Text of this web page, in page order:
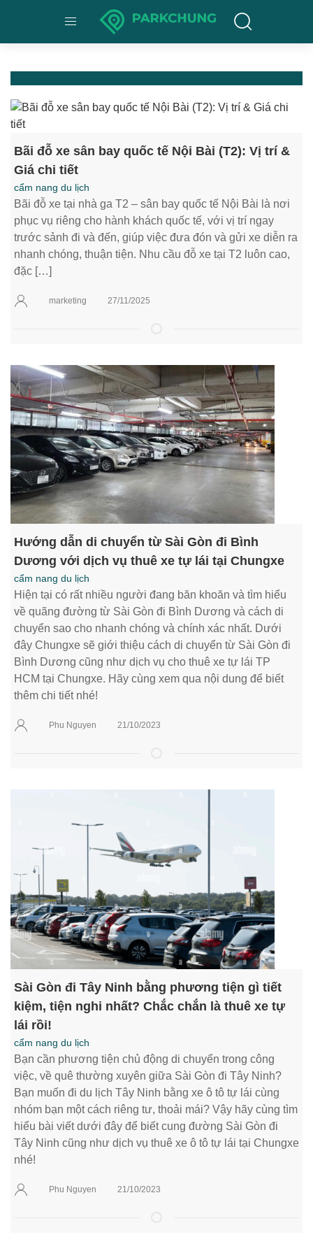
Bãi đỗ xe sân bay quốc tế Nội Bài (T2): Vị trí &
Giá chi tiết
cẩm nang du lịch
Bãi đỗ xe tại nhà ga T2 – sân bay quốc tế Nội Bài là nơi
phục vụ riêng cho hành khách quốc tế, với vị trí ngay
trước sảnh đi và đến, giúp việc đưa đón và gửi xe diễn ra
nhanh chóng, thuận tiện. Nhu cầu đỗ xe tại T2 luôn cao,
đặc […]
marketing 27/11/2025
Hướng dẫn di chuyển từ Sài Gòn đi Bình
Dương với dịch vụ thuê xe tự lái tại Chungxe
cẩm nang du lịch
Hiện tại có rất nhiều người đang băn khoăn và tìm hiểu
về quãng đường từ Sài Gòn đi Bình Dương và cách di
chuyển sao cho nhanh chóng và chính xác nhất. Dưới
đây Chungxe sẽ giới thiệu cách di chuyển từ Sài Gòn đi
Bình Dương cũng như dịch vụ cho thuê xe tự lái TP
HCM tại Chungxe. Hãy cùng xem qua nội dung để biết
thêm chi tiết nhé!
Phu Nguyen 21/10/2023
Sài Gòn đi Tây Ninh bằng phương tiện gì tiết
kiệm, tiện nghi nhất? Chắc chắn là thuê xe tự
lái rồi!
cẩm nang du lịch
Bạn cần phương tiện chủ động di chuyển trong công
việc, về quê thường xuyên giữa Sài Gòn đi Tây Ninh?
Bạn muốn đi du lịch Tây Ninh bằng xe ô tô tự lái cùng
nhóm bạn một cách riêng tư, thoải mái? Vậy hãy cùng tìm
hiểu bài viết dưới đây để biết cung đường Sài Gòn đi
Tây Ninh cũng như dịch vụ thuê xe ô tô tự lái tại Chungxe
nhé!
Phu Nguyen 21/10/2023